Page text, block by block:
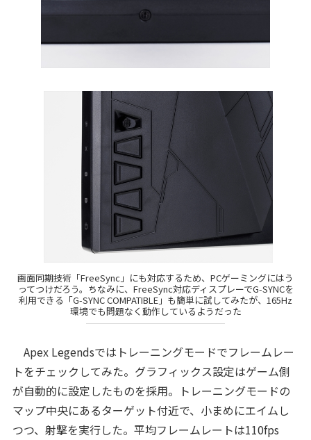
画面同期技術「FreeSync」にも対応するため、PCゲーミングにはう
ってつけだろう。ちなみに、FreeSync対応ディスプレーでG-SYNCを
利用できる「G-SYNC COMPATIBLE」も簡単に試してみたが、165Hz
環境でも問題なく動作しているようだった
Apex Legendsではトレーニングモードでフレームレー
トをチェックしてみた。グラフィックス設定はゲーム側
が自動的に設定したものを採用。トレーニングモードの
マップ中央にあるターゲット付近で、小まめにエイムし
つつ、射撃を実行した。平均フレームレートは110fps